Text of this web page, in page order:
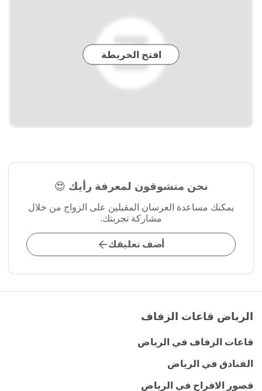
افتح الخريطة
نحن متشوقون لمعرفة رأيك 😍
يمكنك مساعدة العرسان المقبلين على الزواج من خلال
مشاركة تجربتك.
أضف تعليقك
الرياض قاعات الزفاف
قاعات الزفاف في الرياض
الفنادق في الرياض
قصور الافراح في الرياض